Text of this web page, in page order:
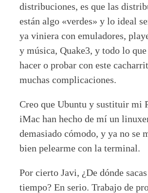
distribuciones, es que las
están algo «verdes» y lo ideal
ya viniera con emuladores,
y música, Quake3, y todo lo
hacer o probar con este
muchas complicaciones.
Creo que Ubuntu y sustituir mi
iMac han hecho de mí un
demasiado cómodo, y ya no se
bien pelearme con la terminal.
Por cierto Javi, ¿De dónde
tiempo? En serio. Trabajo de